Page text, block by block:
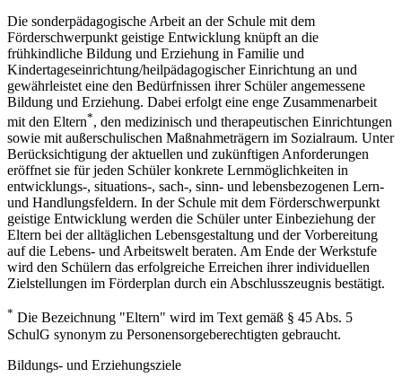
Die sonderpädagogische Arbeit an der Schule mit dem
Förderschwerpunkt geistige Entwicklung knüpft an die
frühkindliche Bildung und Erziehung in Familie und
Kindertageseinrichtung/heilpädagogischer Einrichtung an und
gewährleistet eine den Bedürfnissen ihrer Schüler angemessene
Bildung und Erziehung. Dabei erfolgt eine enge Zusammenarbeit
mit den Eltern*, den medizinisch und therapeutischen Einrichtungen
sowie mit außerschulischen Maßnahmeträgern im Sozialraum. Unter
Berücksichtigung der aktuellen und zukünftigen Anforderungen
eröffnet sie für jeden Schüler konkrete Lernmöglichkeiten in
entwicklungs-, situations-, sach-, sinn- und lebensbezogenen Lern-
und Handlungsfeldern. In der Schule mit dem Förderschwerpunkt
geistige Entwicklung werden die Schüler unter Einbeziehung der
Eltern bei der alltäglichen Lebensgestaltung und der Vorbereitung
auf die Lebens- und Arbeitswelt beraten. Am Ende der Werkstufe
wird den Schülern das erfolgreiche Erreichen ihrer individuellen
Zielstellungen im Förderplan durch ein Abschlusszeugnis bestätigt.
* Die Bezeichnung "Eltern" wird im Text gemäß § 45 Abs. 5
SchulG synonym zu Personensorgeberechtigten gebraucht.
Bildungs- und Erziehungsziele